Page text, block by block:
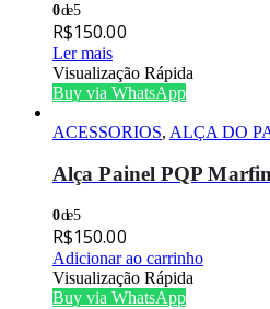
0de 5
R$150.00
Ler mais
Visualização Rápida
Buy via WhatsApp
ACESSORIOS, ALÇA DO
Alça Painel PQP
0de 5
R$150.00
Adicionar ao carrinho
Visualização Rápida
Buy via WhatsApp